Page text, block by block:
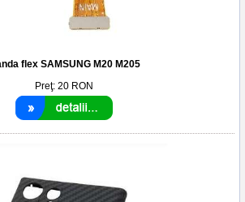
flex SAMSUNG M20 M205
Preţ: 20 RON